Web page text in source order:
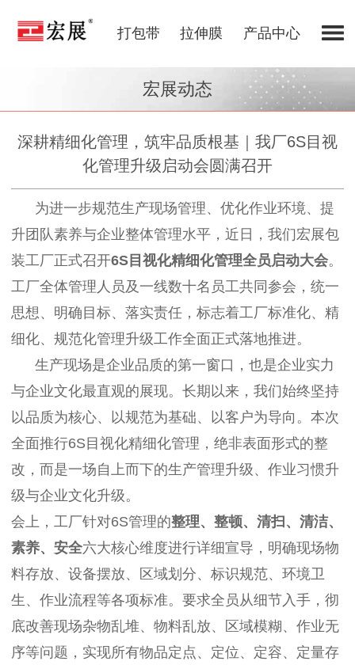
打包带 拉伸膜 产品中心
宏展动态
深耕精细化管理，筑牢品质根基｜我厂6S目视
化管理升级启动会圆满召开
为进一步规范生产现场管理、优化作业环境、提
升团队素养与企业整体管理水平，近日，我们宏展包
装工厂正式召开6S目视化精细化管理全员启动大会。
工厂全体管理人员及一线数十名员工共同参会，统一
思想、明确目标、落实责任，标志着工厂标准化、精
细化、规范化管理升级工作全面正式落地推进。
生产现场是企业品质的第一窗口，也是企业实力
与企业文化最直观的展现。长期以来，我们始终坚持
以品质为核心、以规范为基础、以客户为导向。本次
全面推行6S目视化精细化管理，绝非表面形式的整
改，而是一场自上而下的生产管理升级、作业习惯升
级与企业文化升级。
会上，工厂针对6S管理的整理、整顿、清扫、清洁、
素养、安全六大核心维度进行详细宣导，明确现场物
料存放、设备摆放、区域划分、标识规范、环境卫
生、作业流程等各项标准。要求全员从细节入手，彻
底改善现场杂物乱堆、物料乱放、区域模糊、作业无
序等问题，实现所有物品定点、定位、定容、定量存